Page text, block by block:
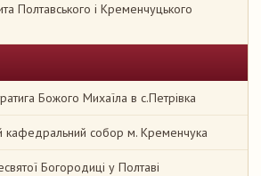
Полтавського і Кременчуцького
Божого Михаїла в с.Петрівка
кафедральний собор м. Кременчука
Богородиці у Полтаві